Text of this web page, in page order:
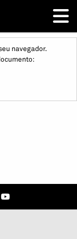
navegador.